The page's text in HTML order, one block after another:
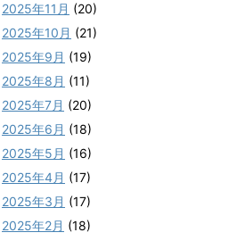
2025年11月 (20)
2025年10月 (21)
2025年9月 (19)
2025年8月 (11)
2025年7月 (20)
2025年6月 (18)
2025年5月 (16)
2025年4月 (17)
2025年3月 (17)
2025年2月 (18)